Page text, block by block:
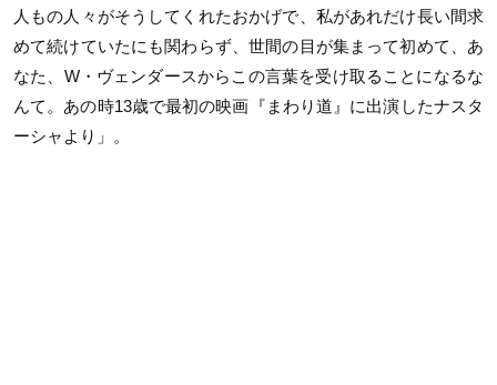
人もの人々がそうしてくれたおかげで、私があれだけ長い間求
めて続けていたにも関わらず、世間の目が集まって初めて、あ
なた、 W・ヴェンダースからこの言葉を受け取ることになるな
んて。あの時13歳で最初の映画『まわり道』に出演したナスタ
ーシャより」。